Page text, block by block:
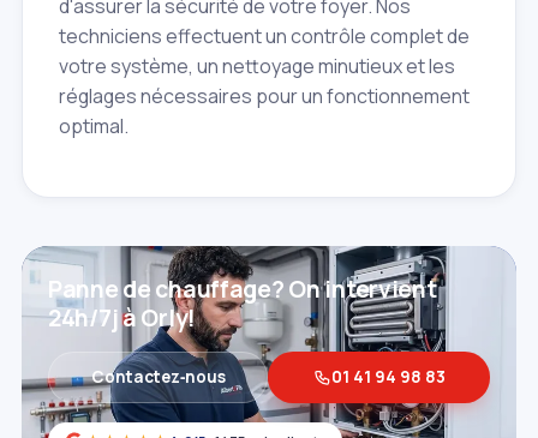
d'assurer la sécurité de votre foyer. Nos
techniciens effectuent un contrôle complet de
votre système, un nettoyage minutieux et les
réglages nécessaires pour un fonctionnement
optimal.
Panne de chauffage? On intervient
24h/7j à Orly!
Contactez‑nous 01 41 94 98 83